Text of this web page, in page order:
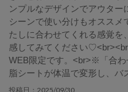
ンプルなデザインでアウター
シーンで使い分けもオススメ
たしに合わせてくれる感覚を
感してみてください
WEB限定です。<br>※「合
脂シートが体温で変形し、バ
2025/09/30